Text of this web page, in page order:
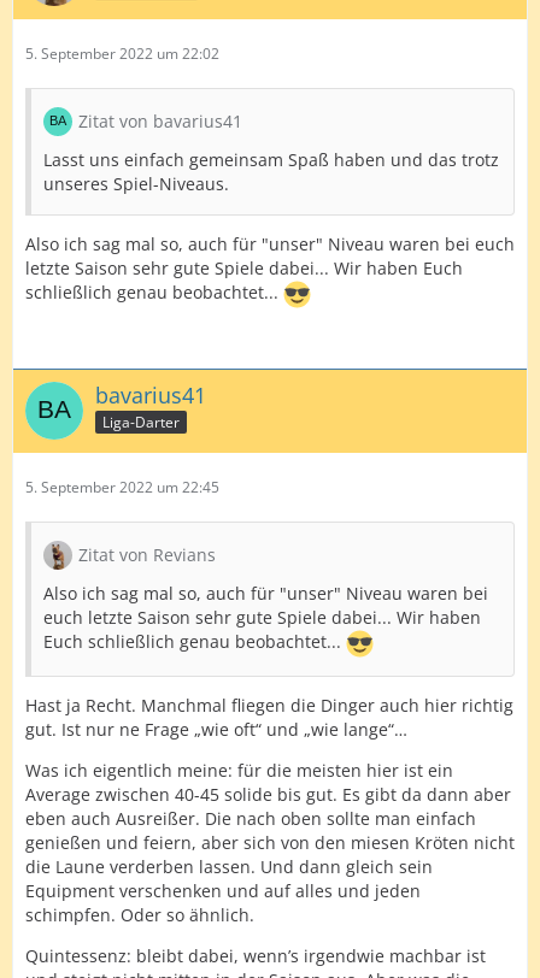
ich um einen kleinen Hinweis...
LG und Good Darts
Robby
5. September 2022 um 22:02
Zitat von bavarius41
Lasst uns einfach gemeinsam Spaß haben und das trotz
unseres Spiel-Niveaus.
Also ich sag mal so, auch für "unser" Niveau waren bei euch
letzte Saison sehr gute Spiele dabei... Wir haben Euch
schließlich genau beobachtet...
bavarius41
Liga-Darter
5. September 2022 um 22:45
Zitat von Revians
Also ich sag mal so, auch für "unser" Niveau waren bei
euch letzte Saison sehr gute Spiele dabei... Wir haben
Euch schließlich genau beobachtet...
Hast ja Recht. Manchmal fliegen die Dinger auch hier richtig
gut. Ist nur ne Frage „wie oft“ und „wie lange“…
Was ich eigentlich meine: für die meisten hier ist ein
Average zwischen 40-45 solide bis gut. Es gibt da dann aber
eben auch Ausreißer. Die nach oben sollte man einfach
genießen und feiern, aber sich von den miesen Kröten nicht
die Laune verderben lassen. Und dann gleich sein
Equipment verschenken und auf alles und jeden
schimpfen. Oder so ähnlich.
Quintessenz: bleibt dabei, wenn’s irgendwie machbar ist